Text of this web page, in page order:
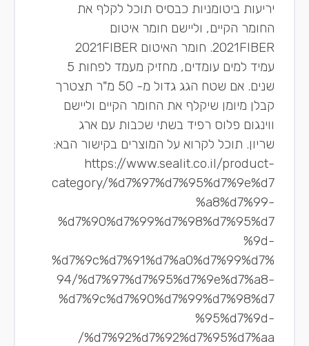
יריעות ביטומניות כבסיס תוכל לקלף את
החומר הקיים, וליישם חומר איטום
2021FIBER. חומר האיטום 2021FIBER
עמיד למים עומדים, מחזיק מעמד לפחות 5
שנים. אם שטח הגג גדול מ- 50 מ"ר תצטרך
קבלן מיומן שיקלף את החומר הקיים וליישם
ווינגום פלוס רפיד בשתי שכבות עם ארג
שריון. תוכל לקרוא על המוצרים בקישור הבא:
https://www.sealit.co.il/product-
category/%d7%97%d7%95%d7%9e%d7
%a8%d7%99-
%d7%90%d7%99%d7%98%d7%95%d7
%9d-
%d7%9c%d7%91%d7%a0%d7%99%d7%
94/%d7%97%d7%95%d7%9e%d7%a8-
%d7%9c%d7%90%d7%99%d7%98%d7
%95%d7%9d-
%d7%92%d7%92%d7%95%d7%aa/